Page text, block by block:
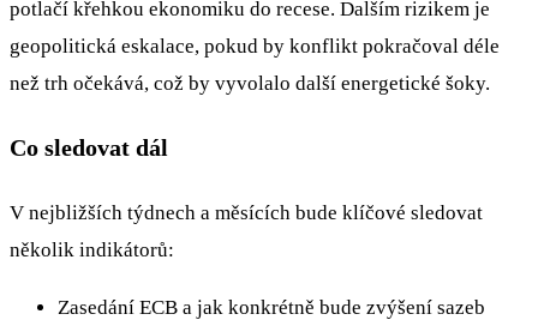
potlačí křehkou ekonomiku do recese. Dalším rizikem je
geopolitická eskalace, pokud by konflikt pokračoval déle
než trh očekává, což by vyvolalo další energetické šoky.
Co sledovat dál
V nejbližších týdnech a měsících bude klíčové sledovat
několik indikátorů:
Zasedání ECB a jak konkrétně bude zvýšení sazeb